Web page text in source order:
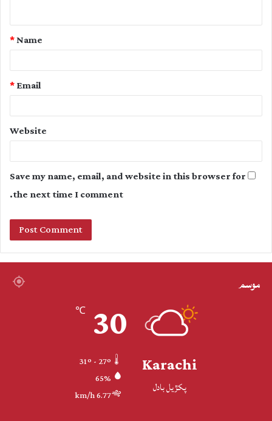
t
Name
*
Email
*
Website
Save my name, email, and website in this browser for
the next time I comment.
موسم
Karachi
پکڙيل بادل
30
℃
65%
6.77 km/h